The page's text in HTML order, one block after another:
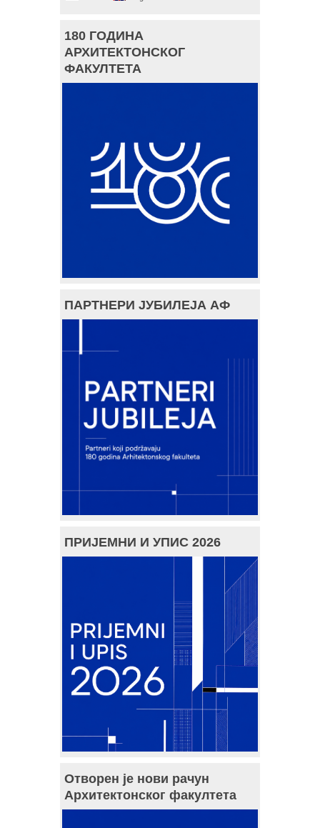
180 ГОДИНА
АРХИТЕКТОНСКОГ
ФАКУЛТЕТА
ПАРТНЕРИ ЈУБИЛЕЈА АФ
ПРИЈЕМНИ И УПИС 2026
Отворен је нови рачун
Архитектонског факултета